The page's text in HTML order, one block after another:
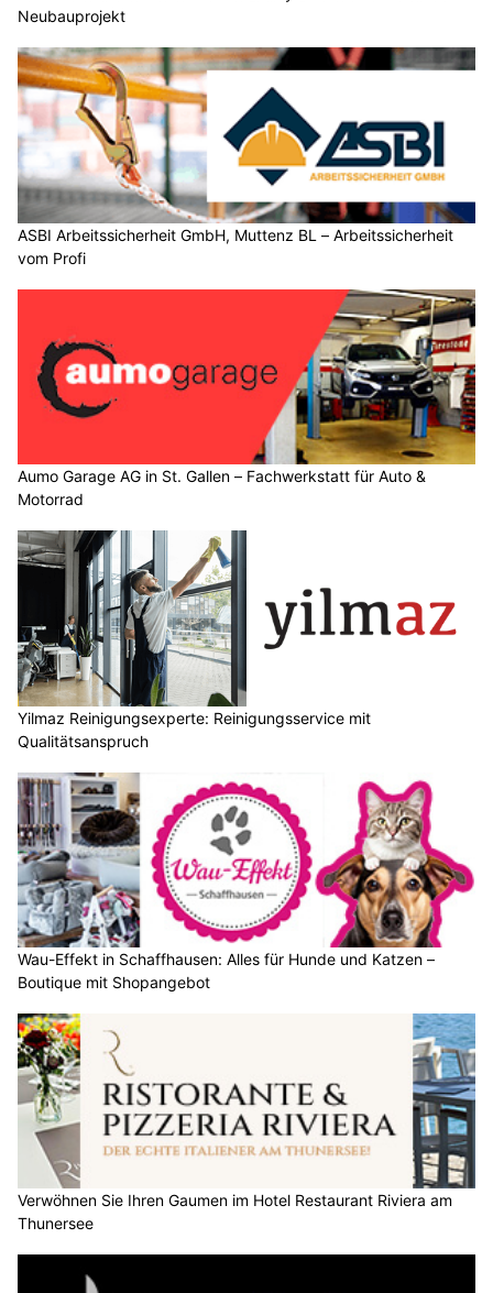
Neubauprojekt
ASBI Arbeitssicherheit GmbH, Muttenz BL – Arbeitssicherheit
vom Profi
Aumo Garage AG in St. Gallen – Fachwerkstatt für Auto &
Motorrad
Yilmaz Reinigungsexperte: Reinigungsservice mit
Qualitätsanspruch
Wau-Effekt in Schaffhausen: Alles für Hunde und Katzen –
Boutique mit Shopangebot
Verwöhnen Sie Ihren Gaumen im Hotel Restaurant Riviera am
Thunersee